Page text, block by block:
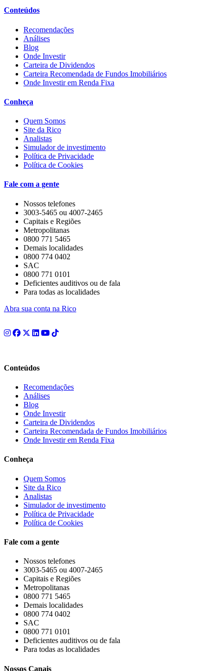
Conteúdos
Recomendações
Análises
Blog
Onde Investir
Carteira de Dividendos
Carteira Recomendada de Fundos Imobiliários
Onde Investir em Renda Fixa
Conheça
Quem Somos
Site da Rico
Analistas
Simulador de investimento
Política de Privacidade
Política de Cookies
Fale com a gente
Nossos telefones
3003-5465 ou 4007-2465
Capitais e Regiões
Metropolitanas
0800 771 5465
Demais localidades
0800 774 0402
SAC
0800 771 0101
Deficientes auditivos ou de fala
Para todas as localidades
Abra sua conta na Rico
Conteúdos
Recomendações
Análises
Blog
Onde Investir
Carteira de Dividendos
Carteira Recomendada de Fundos Imobiliários
Onde Investir em Renda Fixa
Conheça
Quem Somos
Site da Rico
Analistas
Simulador de investimento
Política de Privacidade
Política de Cookies
Fale com a gente
Nossos telefones
3003-5465 ou 4007-2465
Capitais e Regiões
Metropolitanas
0800 771 5465
Demais localidades
0800 774 0402
SAC
0800 771 0101
Deficientes auditivos ou de fala
Para todas as localidades
Nossos Canais